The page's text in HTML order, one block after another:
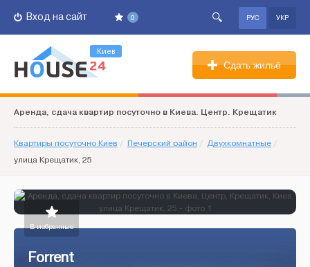
0
Вход на сайт РУС УКР
Киев
Сдать жильё
Аренда, сдача квартир посуточно в Киева. Центр. Крещатик
Квартиры посуточно Киев / Печерский район / Двухкомнатные /
улица Крещатик, 25
В избранные
Forrent